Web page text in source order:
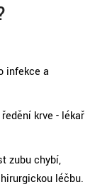
infekce a
krve - lékař
zubu chybí,
léčbu.